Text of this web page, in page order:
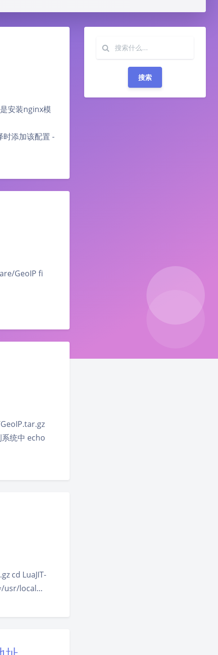
夜间模式
搜索
安装nginx模
添加该配置 -
GeoIP fi
统中 echo
cd LuaJIT-
usr/local…